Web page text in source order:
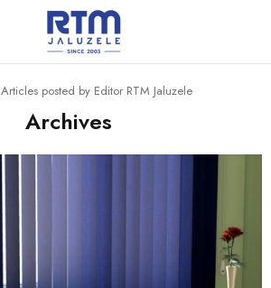
Articles posted by Editor RTM Jaluzele
Archives